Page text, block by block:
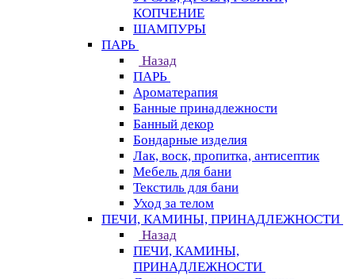
КОПЧЕНИЕ
ШАМПУРЫ
ПАРЬ
Назад
ПАРЬ
Ароматерапия
Банные принадлежности
Банный декор
Бондарные изделия
Лак, воск, пропитка, антисептик
Мебель для бани
Текстиль для бани
Уход за телом
ПЕЧИ, КАМИНЫ, ПРИНАДЛЕЖНОСТИ
Назад
ПЕЧИ, КАМИНЫ,
ПРИНАДЛЕЖНОСТИ